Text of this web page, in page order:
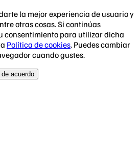
la mejor experiencia de usuario y
otras cosas. Si continúas
consentimiento para utilizar dicha
Política de cookies. Puedes cambiar
cuando gustes.
acuerdo